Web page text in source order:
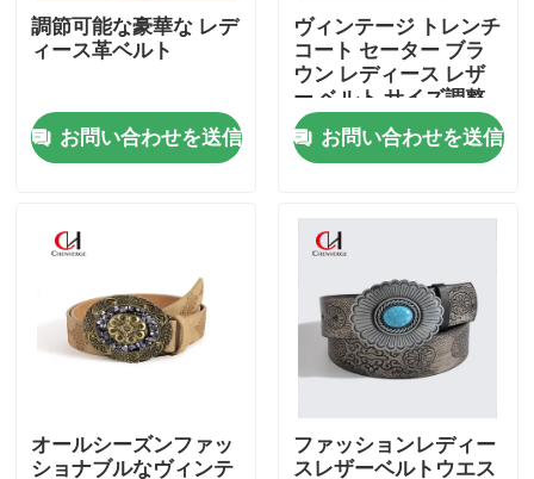
私達について
品質管理
私達に連絡しなさい
引用を要求しなさい
編みこみの革ベルト
調節可能な豪華な レデ
ィース革ベルト
お問い合わせを送信
ヴィンテージ トレンチ
コート セーター ブラ
ウン レディース レザ
ー ベルト サイズ調整
可能
お問い合わせを送信
オールシーズンファッ
ショナブルなヴィンテ
ファッションレディー
スレザーベルトウエス